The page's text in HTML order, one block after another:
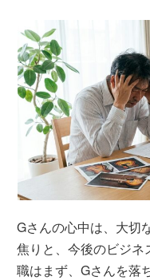
Gさんの心中は、大切
焦りと、今後のビジネ
職はまず、Gさんを落